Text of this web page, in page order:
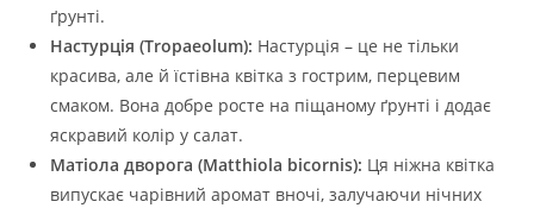
ґрунті.
Настурція (Tropaeolum): Настурція – це не тільки
красива, але й їстівна квітка з гострим, перцевим
смаком. Вона добре росте на піщаному ґрунті і додає
яскравий колір у салат.
Матіола дворога (Matthiola bicornis): Ця ніжна квітка
випускає чарівний аромат вночі, залучаючи нічних